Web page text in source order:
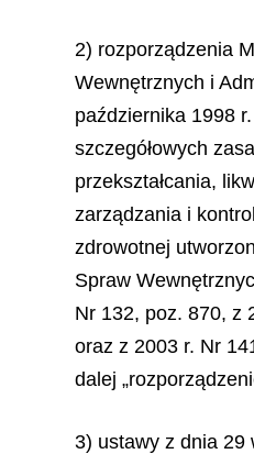
2) rozporządzenia
Wewnętrznych i
października 1998
szczegółowych
przekształcania,
zarządzania i
zdrowotnej
Spraw
Nr 132, poz. 870, z
oraz z 2003 r. Nr
dalej
3) ustawy z dnia 29